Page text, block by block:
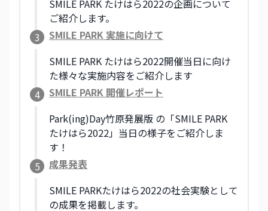
SMILE PARK たけはら2022の企画について
ご紹介します。
3
SMILE PARK 実施に向けて
SMILE PARK たけはら2022開催当日に向け
た様々な実施内容をご紹介します
4
SMILE PARK 開催レポート
Park(ing)Day竹原発展版 の「SMILE PARK
たけはら2022」当日の様子をご紹介しま
す！
5
成果発表
SMILE PARKたけはら2022の社会実験として
の成果を掲載します。